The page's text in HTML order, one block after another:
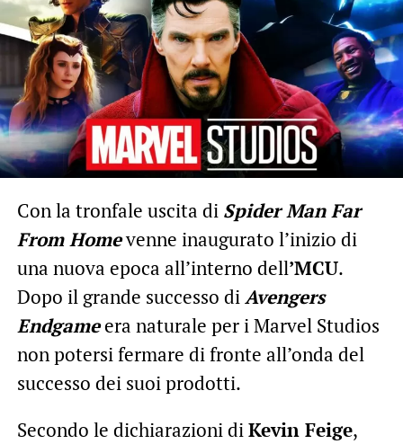
Con la tronfale uscita di Spider Man Far
From Homevenne inaugurato l’inizio di
una nuova epoca all’interno dell’MCU.
Dopo il grande successo diAvengers
Endgameera naturale per i Marvel Studios
non potersi fermare di fronte all’onda del
successo dei suoi prodotti.
Secondo le dichiarazioni diKevin Feige,